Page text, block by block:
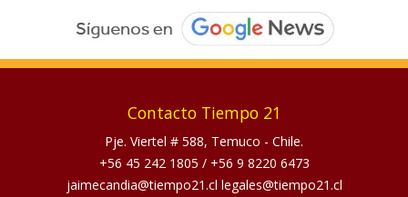
Contacto Tiempo 21
Pje. Viertel # 588, Temuco - Chile.
+56 45 242 1805 / +56 9 8220 6473
jaimecandia@tiempo21.cl legales@tiempo21.cl